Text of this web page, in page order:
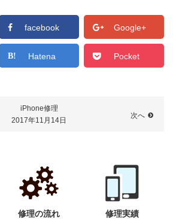
facebook Google+
Hatena Pocket
iPhone修理
2017年11月14日
次へ
修理の流れ 修理実績